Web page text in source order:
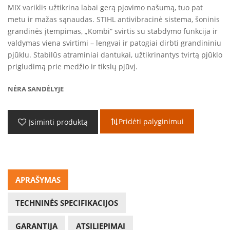
MIX variklis užtikrina labai gerą pjovimo našumą, tuo pat
metu ir mažas sąnaudas. STIHL antivibracinė sistema, šoninis
grandinės įtempimas, „Kombi“ svirtis su stabdymo funkcija ir
valdymas viena svirtimi – lengvai ir patogiai dirbti grandininiu
pjūklu. Stabilūs atraminiai dantukai, užtikrinantys tvirtą pjūklo
prigludimą prie medžio ir tikslų pjūvį.
NĖRA SANDĖLYJE
Įsiminti produktą Pridėti palyginimui
APRAŠYMAS
TECHNINĖS SPECIFIKACIJOS
GARANTIJA ATSILIEPIMAI